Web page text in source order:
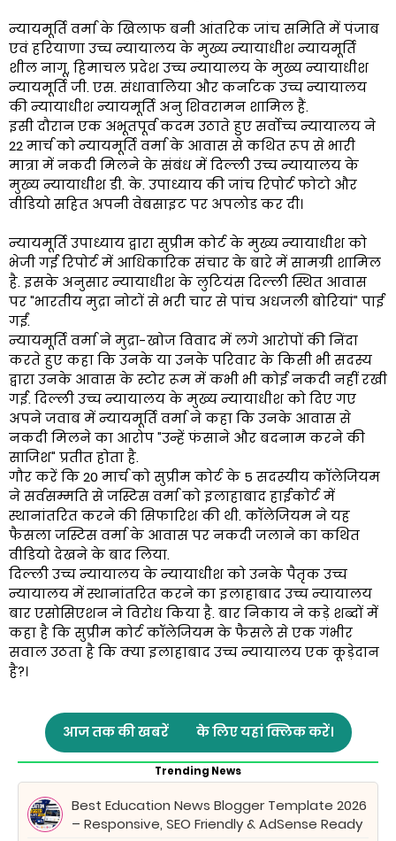
न्यायमूर्ति वर्मा के खिलाफ बनी आंतरिक जांच समिति में पंजाब
एवं हरियाणा उच्च न्यायालय के मुख्य न्यायाधीश न्यायमूर्ति
शील नागू, हिमाचल प्रदेश उच्च न्यायालय के मुख्य न्यायाधीश
न्यायमूर्ति जी. एस. संधावालिया और कर्नाटक उच्च न्यायालय
की न्यायाधीश न्यायमूर्ति अनु शिवरामन शामिल हैं.
इसी दौरान एक अभूतपूर्व कदम उठाते हुए सर्वोच्च न्यायालय ने
22 मार्च को न्यायमूर्ति वर्मा के आवास से कथित रूप से भारी
मात्रा में नकदी मिलने के संबंध में दिल्ली उच्च न्यायालय के
मुख्य न्यायाधीश डी. के. उपाध्याय की जांच रिपोर्ट फोटो और
वीडियो सहित अपनी वेबसाइट पर अपलोड कर दी।
न्यायमूर्ति उपाध्याय द्वारा सुप्रीम कोर्ट के मुख्य न्यायाधीश को
भेजी गई रिपोर्ट में आधिकारिक संचार के बारे में सामग्री शामिल
है. इसके अनुसार न्यायाधीश के लुटियंस दिल्ली स्थित आवास
पर "भारतीय मुद्रा नोटों से भरी चार से पांच अधजली बोरियां" पाई
गईं.
न्यायमूर्ति वर्मा ने मुद्रा-खोज विवाद में लगे आरोपों की निंदा
करते हुए कहा कि उनके या उनके परिवार के किसी भी सदस्य
द्वारा उनके आवास के स्टोर रूम में कभी भी कोई नकदी नहीं रखी
गई. दिल्ली उच्च न्यायालय के मुख्य न्यायाधीश को दिए गए
अपने जवाब में न्यायमूर्ति वर्मा ने कहा कि उनके आवास से
नकदी मिलने का आरोप "उन्हें फंसाने और बदनाम करने की
साजिश" प्रतीत होता है.
गौर करें कि 20 मार्च को सुप्रीम कोर्ट के 5 सदस्यीय कॉलेजियम
ने सर्वसम्मति से जस्टिस वर्मा को इलाहाबाद हाईकोर्ट में
स्थानांतरित करने की सिफारिश की थी. कॉलेजियम ने यह
फैसला जस्टिस वर्मा के आवास पर नकदी जलाने का कथित
वीडियो देखने के बाद लिया.
दिल्ली उच्च न्यायालय के न्यायाधीश को उनके पैतृक उच्च
न्यायालय में स्थानांतरित करने का इलाहाबाद उच्च न्यायालय
बार एसोसिएशन ने विरोध किया है. बार निकाय ने कड़े शब्दों में
कहा है कि सुप्रीम कोर्ट कॉलेजियम के फैसले से एक गंभीर
सवाल उठता है कि क्या इलाहाबाद उच्च न्यायालय एक कूड़ेदान
है?।
आज तक की खबरें के लिए यहां क्लिक करें।
Trending News
Best Education News Blogger Template 2026
– Responsive, SEO Friendly & AdSense Ready